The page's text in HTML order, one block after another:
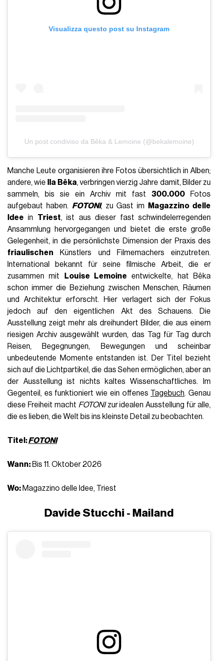
Visualizza questo post su Instagram
Un post condiviso da Bêka & Lemoine (@bekalemoine)
Manche Leute organisieren ihre Fotos übersichtlich in Alben;
andere, wie
Ila Bêka, verbringen vierzig Jahre damit, Bilder zu
sammeln, bis sie ein Archiv mit fast 300.000Fotos
aufgebaut haben. FOTONI, zu Gast im
Magazzino delle
Idee in Triest, ist aus dieser fast schwindelerregenden
Ansammlung hervorgegangen und bietet die erste große
Gelegenheit, in die persönlichste Dimension der Praxis des
friaulischen Künstlers und Filmemachers einzutreten.
International bekannt für seine filmische Arbeit, die er
zusammen mit
Louise Lemoine entwickelte, hat Bêka
schon immer die Beziehung zwischen Menschen, Räumen
und Architektur erforscht. Hier verlagert sich der Fokus
jedoch auf den eigentlichen Akt des Schauens. Die
Ausstellung zeigt mehr als dreihundert Bilder, die aus einem
riesigen Archiv ausgewählt wurden, das Tag für Tag durch
Reisen, Begegnungen, Bewegungen und scheinbar
unbedeutende Momente entstanden ist. Der Titel bezieht
sich auf die Lichtpartikel, die das Sehen ermöglichen, aber an
der Ausstellung ist nichts kaltes Wissenschaftliches. Im
Gegenteil, es funktioniert wie ein offenes Tagebuch. Genau
diese Freiheit macht FOTONIzur idealen Ausstellung für alle,
die es lieben, die Welt bis ins kleinste Detail zu beobachten.
Titel:FOTONI
Wann: Bis 11. Oktober 2026
Wo: Magazzino delle Idee, Triest
Davide Stucchi - Mailand